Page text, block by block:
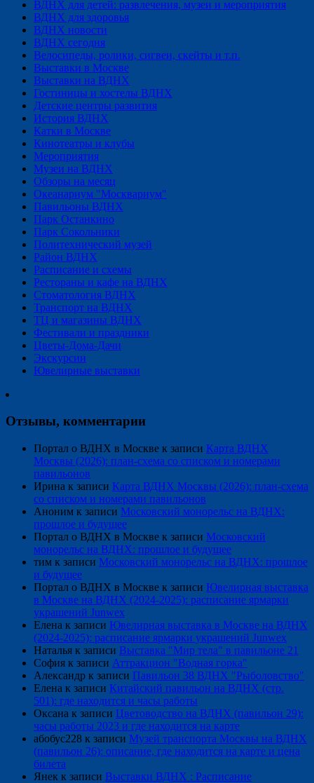
ВДНХ для детей: развлечения, музеи и мероприятия
ВДНХ для здоровья
ВДНХ новости
ВДНХ сегодня
Велосипеды, ролики, сигвеи, скейты и т.п.
Выставки в Москве
Выставки на ВДНХ
Гостиницы и хостелы ВДНХ
Детские центры развития
История ВДНХ
Катки в Москве
Кинотеатры и клубы
Мероприятия
Музеи на ВДНХ
Обзоры на месяц
Океанариум "Москвариум"
Павильоны ВДНХ
Парк Останкино
Парк Сокольники
Политехнический музей
Район ВДНХ
Расписание и схемы
Рестораны и кафе на ВДНХ
Стоматология ВДНХ
Транспорт на ВДНХ
ТЦ и магазины ВДНХ
Фестивали и праздники
Цветы-Дома-Дачи
Экскурсии
Ювелирные выставки
Отзывы, комментарии
Портал о ВДНХ в Москве к записи Карта ВДНХ
Москвы (2026): план-схема со списком и номерами
павильонов
Ирина к записи Карта ВДНХ Москвы (2026): план-схема
со списком и номерами павильонов
Аноним к записи Московский монорельс на ВДНХ:
прошлое и будущее
Портал о ВДНХ в Москве к записи Московский
монорельс на ВДНХ: прошлое и будущее
тим к записи Московский монорельс на ВДНХ: прошлое
и будущее
Портал о ВДНХ в Москве к записи Ювелирная выставка
в Москве на ВДНХ (2024-2025): расписание ярмарки
украшений Junwex
Елена к записи Ювелирная выставка в Москве на ВДНХ
(2024-2025): расписание ярмарки украшений Junwex
Наталья к записи Выставка "Мир тела" в павильоне 21
София к записи Аттракцион "Водная горка"
Александр к записи Павильон 38 ВДНХ "Рыболовство"
Елена к записи Китайский павильон на ВДНХ (стр.
501): где находится и часы работы
Оксана к записи Цветоводство на ВДНХ (павильон 29):
часы работы 2023 и где находится на карте
абобус228 к записи Музей транспорта Москвы на ВДНХ
(павильон 26): описание, где находится на карте и цена
билета
Янек к записи Выставки ВДНХ : Расписание